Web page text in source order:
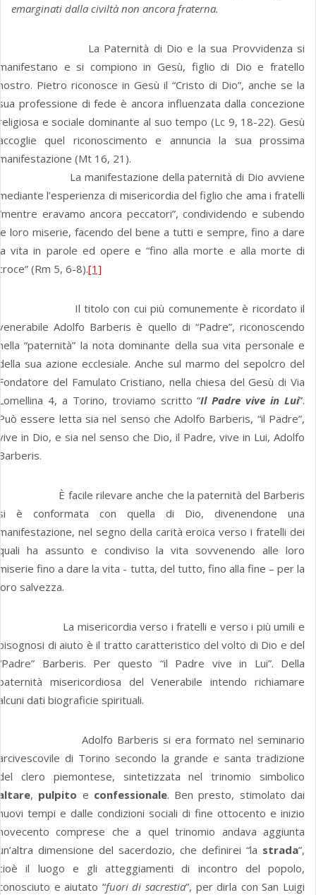
emarginati dalla civiltà non ancora fraterna.
Paternità di Dio e la sua Provvidenza si
e si compiono in Gesù, figlio di Dio e fratello
Pietro riconosce in Gesù il “Cristo di Dio”, anche se la
professione di fede è ancora influenzata dalla concezione
e sociale dominante al suo tempo (Lc 9, 18-22). Gesù
quel riconoscimento e annuncia la sua prossima
(Mt 16, 21).
manifestazione della paternità di Dio avviene
l’esperienza di misericordia del figlio che ama i fratelli
eravamo ancora peccatori”, condividendo e subendo
loro miserie, facendo del bene a tutti e sempre, fino a dare
vita in parole ed opere e “fino alla morte e alla morte di
(Rm 5, 6-8).[1]
titolo con cui più comunemente è ricordato il
Adolfo Barberis è quello di “Padre”, riconoscendo
“paternità” la nota dominante della sua vita personale e
sua azione ecclesiale. Anche sul marmo del sepolcro del
del Famulato Cristiano, nella chiesa del Gesù di Via
4, a Torino, troviamo scritto “Il Padre vive in Lui”.
essere letta sia nel senso che Adolfo Barberis, “il Padre”,
in Dio, e sia nel senso che Dio, il Padre, vive in Lui, Adolfo
facile rilevare anche che la paternità del Barberis
è conformata con quella di Dio, divenendone una
nel segno della carità eroica verso i fratelli dei
ha assunto e condiviso la vita sovvenendo alle loro
fino a dare la vita - tutta, del tutto, fino alla fine – per la
salvezza.
misericordia verso i fratelli e verso i più umili e
di aiuto è il tratto caratteristico del volto di Dio e del
Barberis. Per questo “il Padre vive in Lui”. Della
misericordiosa del Venerabile intendo richiamare
dati biograficie spirituali.
Barberis si era formato nel seminario
di Torino secondo la grande e santa tradizione
clero piemontese, sintetizzata nel trinomio simbolico
, pulpito e confessionale. Ben presto, stimolato dai
tempi e dalle condizioni sociali di fine ottocento e inizio
comprese che a quel trinomio andava aggiunta
dimensione del sacerdozio, che definirei “la strada”,
il luogo e gli atteggiamenti di incontro del popolo,
e aiutato “fuori di sacrestia”, per dirla con San Luigi